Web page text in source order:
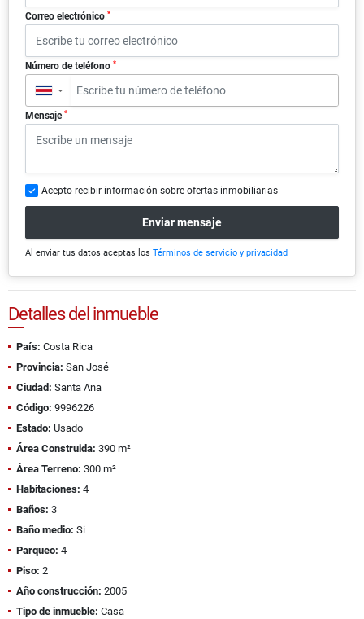
Correo electrónico *
Número de teléfono *
▼
Mensaje *
Acepto recibir información sobre ofertas inmobiliarias
Enviar mensaje
Al enviar tus datos aceptas los Términos de servicio y privacidad
Detalles del inmueble
País: Costa Rica
Provincia: San José
Ciudad: Santa Ana
Código: 9996226
Estado: Usado
Área Construida: 390 m²
Área Terreno: 300 m²
Habitaciones: 4
Baños: 3
Baño medio: Si
Parqueo: 4
Piso: 2
Año construcción: 2005
Tipo de inmueble: Casa